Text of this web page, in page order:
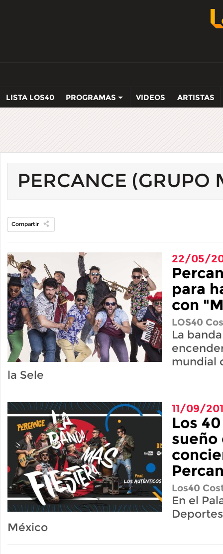
LISTA LOS40 PROGRAMAS VIDEOS ARTISTAS
PERCANCE (GRUPO
Compartir
22/05/
para
con
LOS40
La
mundial
la Sele
11/09/
Los
sueño
Los40
En el
México